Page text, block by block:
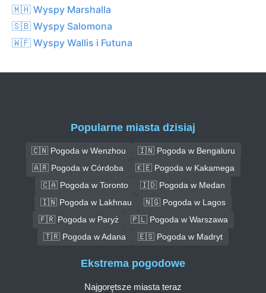
🇲🇭 Wyspy Marshalla
🇸🇧 Wyspy Salomona
🇼🇫 Wyspy Wallis i Futuna
Popularne miasta dzisiaj
🇨🇳 Pogoda w Wenzhou
🇮🇳 Pogoda w Bengaluru
🇦🇷 Pogoda w Córdoba
🇰🇪 Pogoda w Kakamega
🇨🇦 Pogoda w Toronto
🇮🇩 Pogoda w Medan
🇮🇳 Pogoda w Lakhnau
🇳🇬 Pogoda w Lagos
🇫🇷 Pogoda w Paryż
🇵🇱 Pogoda w Warszawa
🇹🇷 Pogoda w Adana
🇪🇸 Pogoda w Madryt
Ekstrema pogodowe
Najgorętsze miasta teraz